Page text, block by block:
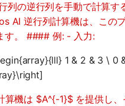
列の逆行列を手動で計算す
AI 逆行列計算機は、この
す。 #### 例: - 入力:
1 & 2 & 3 \ 0
算機は $A^{-1}$ を提供し、